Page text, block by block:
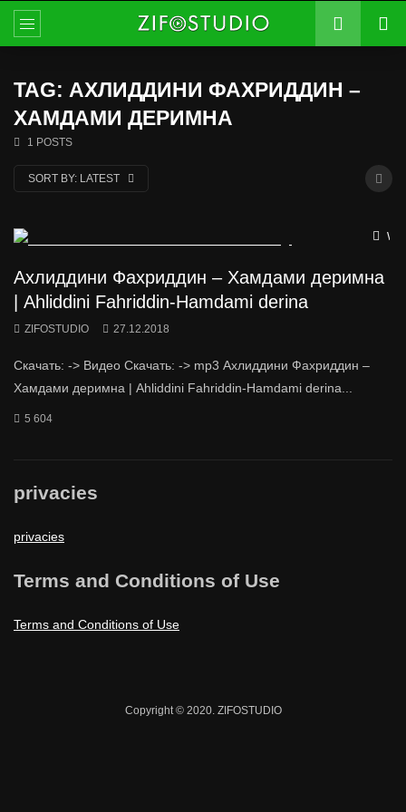
TAG: АХЛИДДИНИ ФАХРИДДИН –
ХАМДАМИ ДЕРИМНА
1 POSTS
SORT BY: LATEST
Ахлиддини Фахриддин – Хамдами деримна
| Ahliddini Fahriddin-Hamdami derina
ZIFOSTUDIO 27.12.2018
Скачать: -> Видео Скачать: -> mp3 Ахлиддини Фахриддин –
Хамдами деримна | Ahliddini Fahriddin-Hamdami derina...
5 604
privacies
privacies
Terms and Conditions of Use
Terms and Conditions of Use
Copyright © 2020. ZIFOSTUDIO